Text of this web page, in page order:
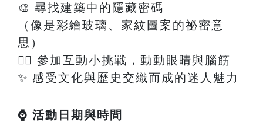
🎨 尋找建築中的隱藏密碼
（像是彩繪玻璃、家紋圖案的祕密意
思）
🕵️‍♀️ 參加互動小挑戰，動動眼睛與腦筋
✨ 感受文化與歷史交織而成的迷人魅力
⌚ 活動日期與時間